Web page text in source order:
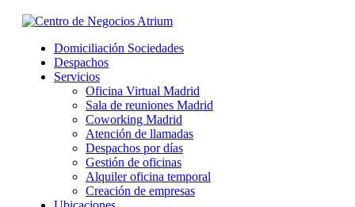
Domiciliación Sociedades
Despachos
Servicios
Oficina Virtual Madrid
Sala de reuniones Madrid
Coworking Madrid
Atención de llamadas
Despachos por días
Gestión de oficinas
Alquiler oficina temporal
Creación de empresas